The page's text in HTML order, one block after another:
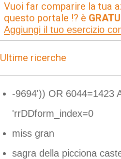
Vuoi far comparire la tua
questo portale !? è
Aggiungi il tuo esercizio
Ultime ricerche
-9694')) OR 6044=1423
'rrDDform_index=0
miss gran
sagra della picciona